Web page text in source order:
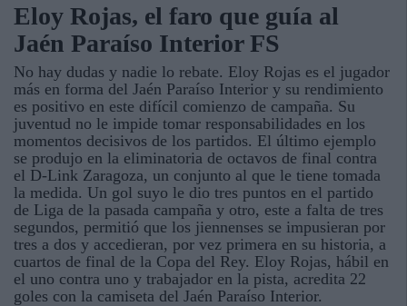
Eloy Rojas, el faro que guía al
Jaén Paraíso Interior FS
No hay dudas y nadie lo rebate. Eloy Rojas es el jugador
más en forma del Jaén Paraíso Interior y su rendimiento
es positivo en este difícil comienzo de campaña. Su
juventud no le impide tomar responsabilidades en los
momentos decisivos de los partidos. El último ejemplo
se produjo en la eliminatoria de octavos de final contra
el D-Link Zaragoza, un conjunto al que le tiene tomada
la medida. Un gol suyo le dio tres puntos en el partido
de Liga de la pasada campaña y otro, este a falta de tres
segundos, permitió que los jiennenses se impusieran por
tres a dos y accedieran, por vez primera en su historia, a
cuartos de final de la Copa del Rey. Eloy Rojas, hábil en
el uno contra uno y trabajador en la pista, acredita 22
goles con la camiseta del Jaén Paraíso Interior.